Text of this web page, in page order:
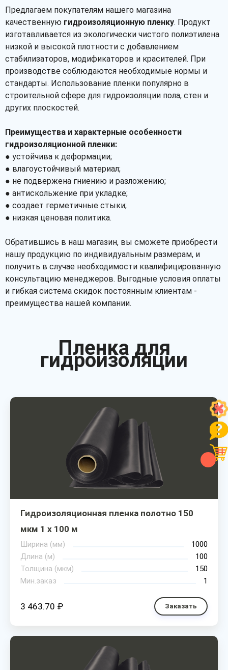
Предлагаем покупателям нашего магазина
качественную гидроизоляционную пленку. Продукт
изготавливается из экологически чистого полиэтилена
низкой и высокой плотности с добавлением
стабилизаторов, модификаторов и красителей. При
производстве соблюдаются необходимые нормы и
стандарты. Использование пленки популярно в
строительной сфере для гидроизоляции пола, стен и
других плоскостей.
Преимущества и характерные особенности
гидроизоляционной пленки:
● устойчива к деформации;
● влагоустойчивый материал;
● не подвержена гниению и разложению;
● антискольжение при укладке;
● создает герметичные стыки;
● низкая ценовая политика.
Обратившись в наш магазин, вы сможете приобрести
нашу продукцию по индивидуальным размерам, и
получить в случае необходимости квалифицированную
консультацию менеджеров. Выгодные условия оплаты
и гибкая система скидок постоянным клиентам -
преимущества нашей компании.
Пленка для
гидроизоляции
Гидроизоляционная пленка полотно 150
мкм 1 х 100 м
Ширина (мм)
1000
Длина (м)
100
Толщина (мкм)
150
Мин.заказ
1
3 463.70 ₽ Заказать